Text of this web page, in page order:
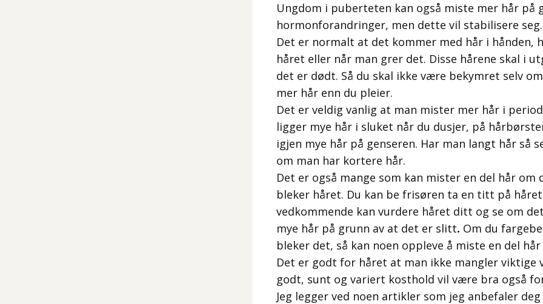
Ungdom i puberteten kan også miste mer hår på
hormonforandringer, men dette vil stabilisere seg.
Det er normalt at det kommer med hår i hånden,
håret eller når man grer det. Disse hårene skal i
det er dødt. Så du skal ikke være bekymret selv
mer hår enn du pleier.
Det er veldig vanlig at man mister mer hår i
ligger mye hår i sluket når du dusjer, på
igjen mye hår på genseren. Har man langt hår så
om man har kortere hår.
Det er også mange som kan mister en del hår om
bleker håret. Du kan be frisøren ta en titt på
vedkommende kan vurdere håret ditt og se om
mye hår på grunn av at det er slitt. Om du
bleker det, så kan noen oppleve å miste en del
Det er godt for håret at man ikke mangler viktige
godt, sunt og variert kosthold vil være bra også
Jeg legger ved noen artikler som jeg anbefaler deg